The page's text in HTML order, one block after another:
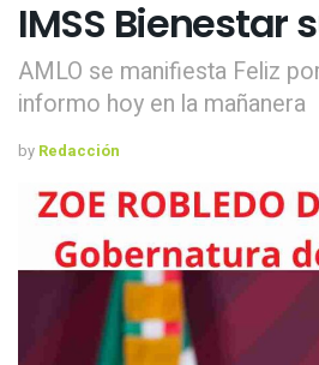
IMSS Bienestar
AMLO se manifiesta Feliz
informo hoy en la mañanera
by Redacción